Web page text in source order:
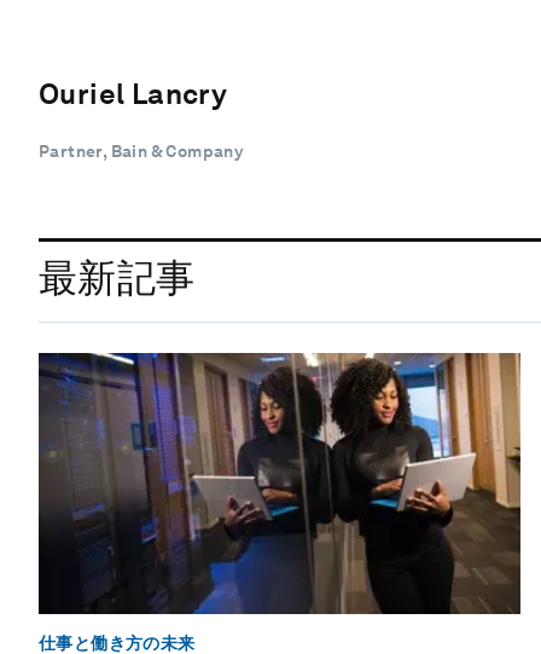
Ouriel Lancry
Partner, Bain & Company
最新記事
仕事と働き方の未来